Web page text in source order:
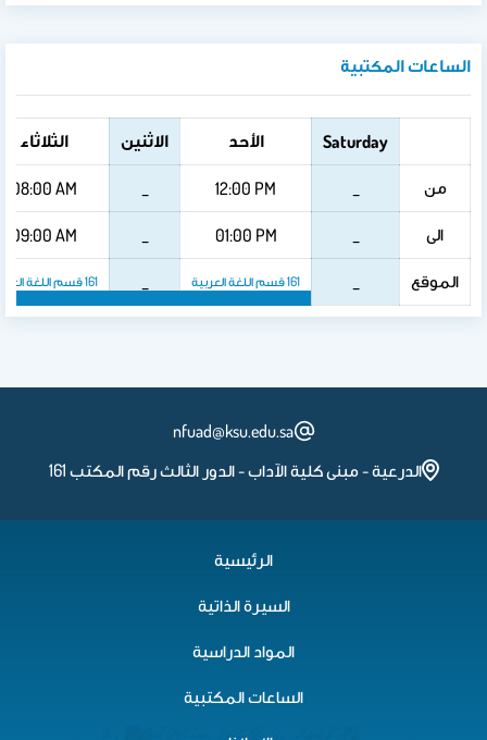
الساعات المكتبية
Saturday الأحد الاثنين الثلاثاء
من 12:00 PM
08:00 AM
الى 01:00 PM
09:00 AM
الموقع 161 قسم اللغة العربية
161 قسم اللغة العربية
161 قسم اللغة العربية
161 قسم اللغة العربية
nfuad@ksu.edu.sa
الدرعية - مبنى كلية الآداب - الدور الثالث رقم المكتب 161
الرئيسية
السيرة الذاتية
المواد الدراسية
الساعات المكتبية